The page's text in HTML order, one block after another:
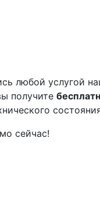
любой услугой
получите
сейчас!